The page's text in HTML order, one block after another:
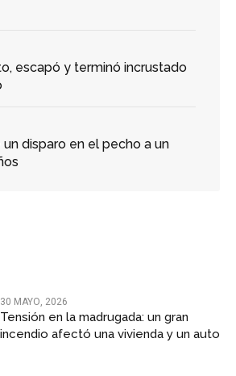
escapó y terminó incrustado
disparo en el pecho a un
30 MAYO, 2026
Tensión en la madrugada: un gran
incendio afectó una vivienda y un auto